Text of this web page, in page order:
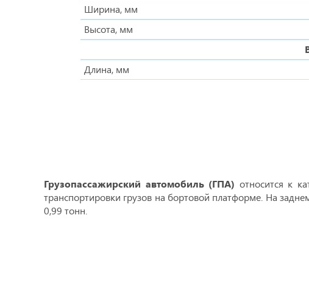
Ширина, мм
Высота, мм
Длина, мм
Грузопассажирский автомобиль (ГПА) относится к
транспортировки грузов на бортовой платформе. На
0,99 тонн.